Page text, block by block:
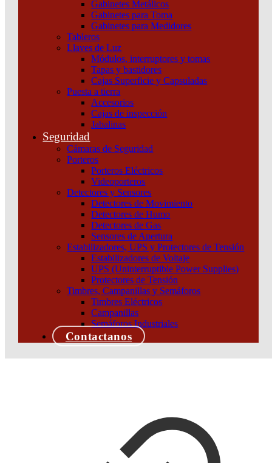
Gabinetes Metálicos
Gabinetes para Toma
Gabinetes para Medidores
Tableros
Llaves de Luz
Módulos, interruptores y tomas
Tapas y bastidores
Cajas Superficie y Capsuladas
Puesta a tierra
Accesorios
Cajas de inspección
Jabalinas
Seguridad
Cámaras de Seguridad
Porteros
Porteros Eléctricos
Videoporteros
Detectores y Sensores
Detectores de Movimiento
Detectores de Humo
Detectores de Gas
Sensores de Apertura
Estabilizadores, UPS y Protectores de Tensión
Estabilizadores de Voltaje
UPS (Uninterruptible Power Supplies)
Protectores de Tensión
Timbres, Campanillas y Semáforos
Timbres Eléctricos
Campanillas
Semáforos Industriales
Contactanos
TERMOMAGNETICO IK60N 3X50A 6KA CURVA
C A9K24350 Schneider
Añadir al carrito